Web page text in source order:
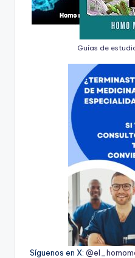
Guías de
Síguenos en X: